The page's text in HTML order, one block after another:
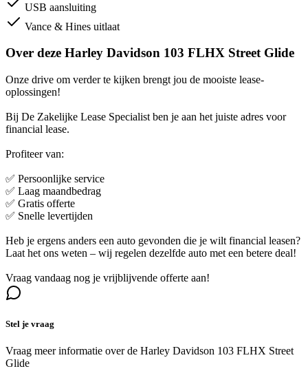
USB aansluiting
Vance & Hines uitlaat
Over deze Harley Davidson 103 FLHX Street Glide
Onze drive om verder te kijken brengt jou de mooiste lease-
oplossingen!
Bij De Zakelijke Lease Specialist ben je aan het juiste adres voor
financial lease.
Profiteer van:
✅ Persoonlijke service
✅ Laag maandbedrag
✅ Gratis offerte
✅ Snelle levertijden
Heb je ergens anders een auto gevonden die je wilt financial leasen?
Laat het ons weten – wij regelen dezelfde auto met een betere deal!
Vraag vandaag nog je vrijblijvende offerte aan!
Stel je vraag
Vraag meer informatie over de Harley Davidson 103 FLHX Street
Glide